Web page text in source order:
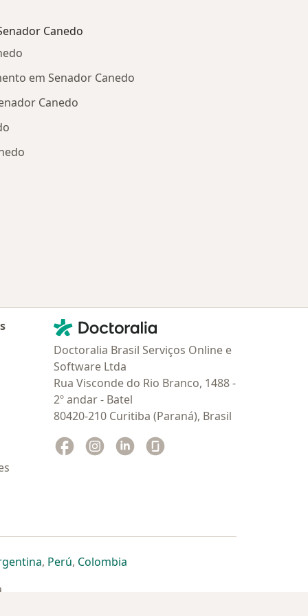
Canedo
em Senador Canedo
Canedo
Contato
Doctoralia - Homepage
Doctoralia Brasil Serviços Online e
Software Ltda
Rua Visconde do Rio Branco, 1488 -
2º andar - Batel
80420-210 Curitiba (Paraná), Brasil
Facebook
abre num novo separador
Instagram
abre num novo separador
Linkedin
abre num novo separador
separador
num novo separador
abre num novo separador
, Perúabre num novo separador
, Colombiaabre num novo separador